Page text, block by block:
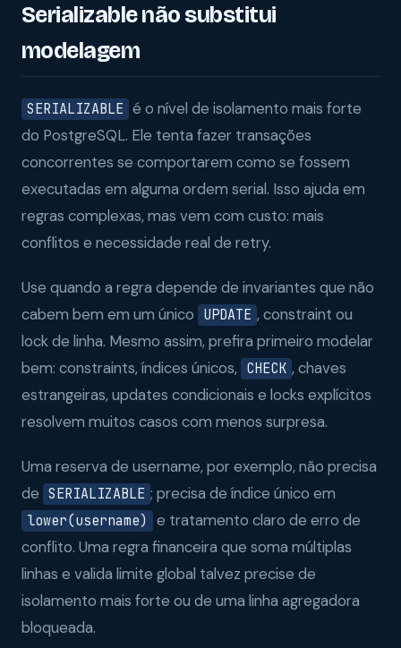
Serializable não substitui
modelagem
SERIALIZABLE é o nível de isolamento mais forte
do PostgreSQL. Ele tenta fazer transações
concorrentes se comportarem como se fossem
executadas em alguma ordem serial. Isso ajuda em
regras complexas, mas vem com custo: mais
conflitos e necessidade real de retry.
Use quando a regra depende de invariantes que não
cabem bem em um único UPDATE , constraint ou
lock de linha. Mesmo assim, prefira primeiro modelar
bem: constraints, índices únicos, CHECK , chaves
estrangeiras, updates condicionais e locks explícitos
resolvem muitos casos com menos surpresa.
Uma reserva de username, por exemplo, não precisa
de SERIALIZABLE ; precisa de índice único em
lower(username)
e tratamento claro de erro de
conflito. Uma regra financeira que soma múltiplas
linhas e valida limite global talvez precise de
isolamento mais forte ou de uma linha agregadora
bloqueada.